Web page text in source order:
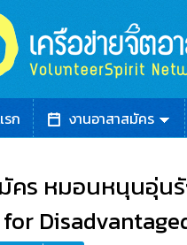
รก งานอาสาสมัคร
คร หมอนหนุนอุ่น